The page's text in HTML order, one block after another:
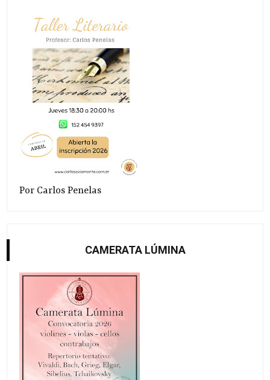
Por Carlos Penelas
CAMERATA LÚMINA